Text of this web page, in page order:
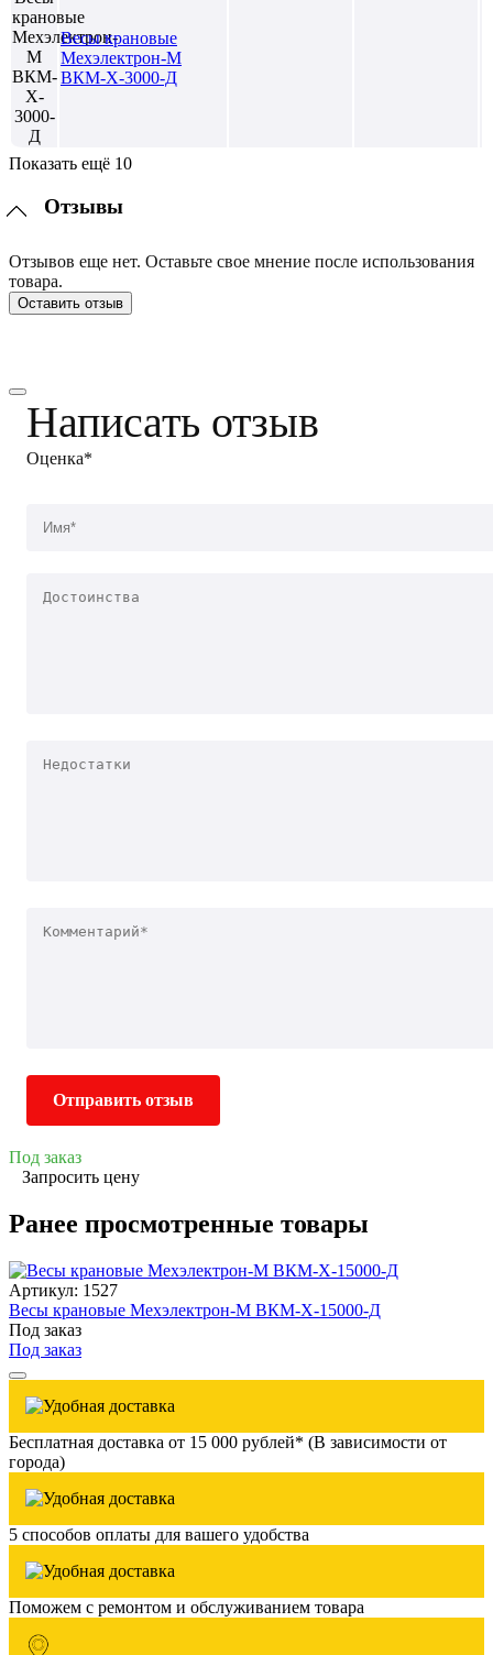
Весы крановые
Мехэлектрон-М
ВКМ-X-3000-Д
Показать ещё 10
Отзывы
Отзывов еще нет. Оставьте свое мнение после использования
товара.
Оставить отзыв
Написать отзыв
Оценка*
Отправить отзыв
Под заказ
Запросить цену
Ранее просмотренные товары
Артикул: 1527
Весы крановые Мехэлектрон-М ВКМ-X-15000-Д
Под заказ
Под заказ
Бесплатная доставка от 15 000 рублей* (В зависимости от
города)
5 способов оплаты для вашего удобства
Поможем с ремонтом и обслуживанием товара